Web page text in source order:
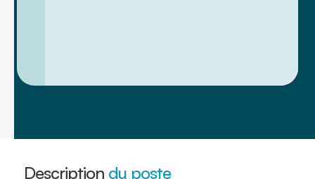
Description du poste